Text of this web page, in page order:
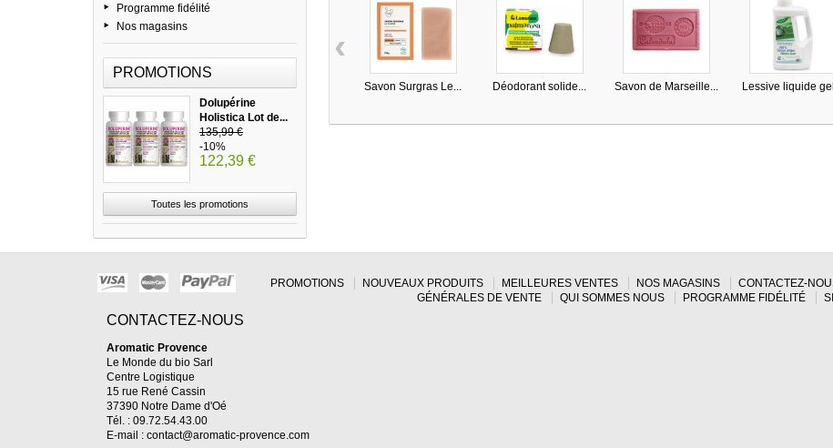
Programme fidélité
Nos magasins
PROMOTIONS
Dolupérine
Holistica Lot de...
135,99 €
-10%
122,39 €
Toutes les promotions
Savon Surgras Le... Déodorant solide... Savon de Marseille... Lessive liquide
‹
PROMOTIONS NOUVEAUX PRODUITS MEILLEURES VENTES NOS MAGASINS CONTACTEZ-
GÉNÉRALES DE VENTE
QUI SOMMES NOUS PROGRAMME FIDÉLITÉ
CONTACTEZ-NOUS
Aromatic Provence
Le Monde du bio Sarl
Centre Logistique
15 rue René Cassin
37390 Notre Dame d'Oé
Tél. : 09.72.54.43.00
E-mail : contact@aromatic-provence.com